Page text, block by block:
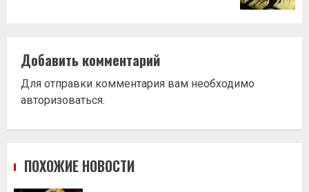
Добавить комментарий
Для отправки комментария вам необходимо
авторизоваться.
ПОХОЖИЕ НОВОСТИ